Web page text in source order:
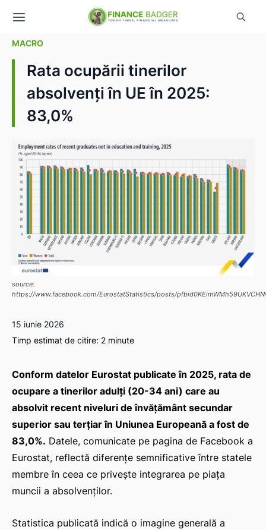
MACRO
Rata ocupării tinerilor
absolvenți în UE în 2025:
83,0%
source:
https://www.facebook.com/EurostatStatistics/posts/
15 iunie 2026
Timp estimat de citire: 2 minute
Conform datelor Eurostat publicate în 2025, rata de
ocupare a tinerilor adulți (20-34 ani) care au
absolvit recent niveluri de învățământ secundar
superior sau terțiar în Uniunea Europeană a fost de
83,0%. Datele, comunicate pe pagina de Facebook a
Eurostat, reflectă diferențe semnificative între statele
membre în ceea ce privește integrarea pe piața
muncii a absolvenților.
Statistica publicată indică o imagine generală a